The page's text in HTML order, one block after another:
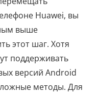
Huawei, вы
выше
этот шаг. Хотя
поддерживать
версий Android
методы. Для